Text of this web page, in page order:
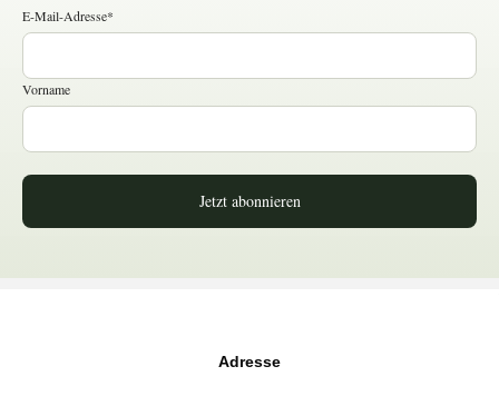
E-Mail-Adresse*
Vorname
Jetzt abonnieren
Adresse